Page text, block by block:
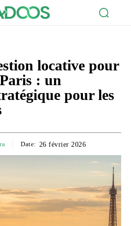
locative pour
: un
pour les
Date: 26 février 2026